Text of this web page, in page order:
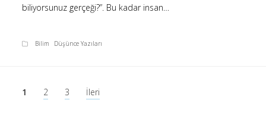
biliyorsunuz gerçeği?”. Bu kadar insan…
Bilim Düşünce Yazıları
Yazı
sayfalaması
1 2 3 İleri